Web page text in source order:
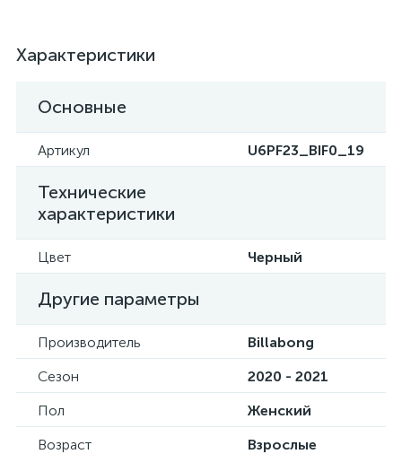
Характеристики
Основные
Артикул U6PF23_BIF0_19
Технические
характеристики
Цвет Черный
Другие параметры
Производитель
Billabong
Сезон
2020 - 2021
Пол
Женский
Возраст
Взрослые